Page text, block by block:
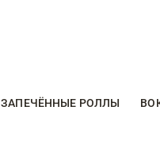
ЗАПЕЧЁННЫЕ РОЛЛЫ